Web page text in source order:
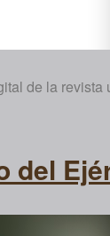
de la